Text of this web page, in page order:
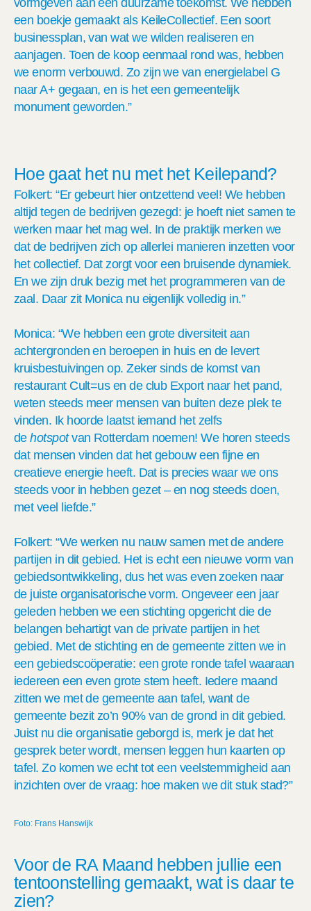
een boekje gemaakt als KeileCollectief. Een soort
businessplan, van wat we wilden realiseren en
aanjagen. Toen de koop eenmaal rond was, hebben
we enormverbouwd. Zo zijn we van energielabel G
naar A+ gegaan,en isheteen gemeentelijk
monument geworden.”
Hoe gaat het nu met het Keilepand?
Folkert: “Er gebeurt hier ontzettend veel! We hebben
altijd tegen de bedrijven gezegd: je hoeft niet samen te
werken maar het mag wel. In de praktijk merken we
dat de bedrijven zich op allerlei manieren inzetten voor
het collectief. Dat zorgt voor een bruisende dynamiek.
En we zijn druk bezig met het programmeren van de
zaal. Daar zit Monica nu eigenlijk volledig in.”
Monica: “We hebben een grote diversiteit aan
achtergronden en beroepen in huis en de levert
kruisbestuivingen op. Zeker sinds de komst van
restaurant Cult=us en de club Export naar het pand,
weten steeds meer mensen van buiten deze plek te
vinden. Ik hoorde laatst iemand het zelfs
dehotspotvan Rotterdam noemen! We horen steeds
dat mensen vinden dat het gebouw een fijne en
creatieve energie heeft. Dat is precies waar we ons
steeds voor in hebben gezet – en nog steeds doen,
met veel liefde.”
Folkert: “We werken nu nauw samen met de andere
partijen in dit gebied. Het is echt een nieuwe vorm van
gebiedsontwikkeling, dus het was even zoeken naar
de juiste organisatorische vorm. Ongeveer een jaar
geleden hebben we een stichting opgericht die de
belangen behartigt van de private partijen in het
gebied. Met de stichting en de gemeente zitten we in
een gebiedscoöperatie: een grote ronde tafel waaraan
iedereen een even grote stem heeft. Iedere maand
zitten we met de gemeente aan tafel, want de
gemeente bezit zo’n 90% van de grond in dit gebied.
Juist nu die organisatie geborgd is, merk je dat het
gesprek beter wordt, mensen leggen hun kaarten op
tafel. Zo komen we echt tot een veelstemmigheid aan
inzichten over de vraag: hoe maken we dit stuk stad?”
Foto: Frans Hanswijk
Voor de RA Maand hebben jullie een
tentoonstelling gemaakt, wat is daar te
zien?